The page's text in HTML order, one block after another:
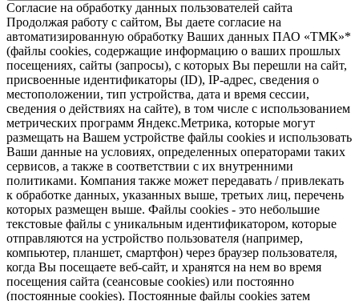
Согласие на обработку данных пользователей сайта
Продолжая работу с сайтом, Вы даете согласие на
автоматизированную обработку Ваших данных ПАО «ТМК»*
(файлы cookies, содержащие информацию о ваших прошлых
посещениях, сайты (запросы), с которых Вы перешли на сайт,
присвоенные идентификаторы (ID), IP-адрес, сведения о
местоположении, тип устройства, дата и время сессии,
сведения о действиях на сайте), в том числе с использованием
метрических программ Яндекс.Метрика, которые могут
размещать на Вашем устройстве файлы cookies и использовать
Ваши данные на условиях, определенных операторами таких
сервисов, а также в соответствии с их внутренними
политиками. Компания также может передавать / привлекать
к обработке данных, указанных выше, третьих лиц, перечень
которых размещен выше. Файлы cookies - это небольшие
текстовые файлы с уникальным идентификатором, которые
отправляются на устройство пользователя (например,
компьютер, планшет, смартфон) через браузер пользователя,
когда Вы посещаете веб-сайт, и хранятся на нем во время
посещения сайта (сеансовые cookies) или постоянно
(постоянные cookies). Постоянные файлы cookies затем